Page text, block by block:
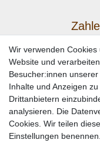
Wir verwenden
Website und
Besucher:innen
Inhalte und Anzeigen
Drittanbietern
analysieren. Die
Cookies. Wir teilen
Einstellungen benennen.